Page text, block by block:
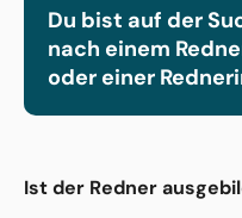
Du bist auf der
nach einem
oder einer
Ist der Redner